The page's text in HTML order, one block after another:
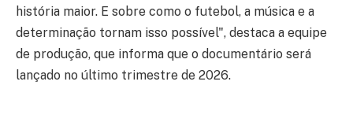
história maior. E sobre como o futebol, a música e a
determinação tornam isso possível", destaca a equipe
de produção, que informa que o documentário será
lançado no último trimestre de 2026.